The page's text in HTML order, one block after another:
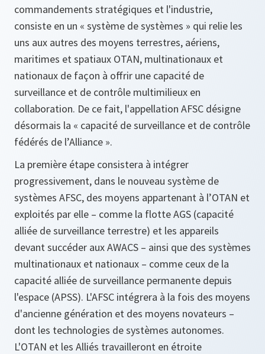
commandements stratégiques et l'industrie,
consiste en un « système de systèmes » qui relie les
uns aux autres des moyens terrestres, aériens,
maritimes et spatiaux OTAN, multinationaux et
nationaux de façon à offrir une capacité de
surveillance et de contrôle multimilieux en
collaboration. De ce fait, l'appellation AFSC désigne
désormais la « capacité de surveillance et de contrôle
fédérés de l’Alliance ».
La première étape consistera à intégrer
progressivement, dans le nouveau système de
systèmes AFSC, des moyens appartenant à l’OTAN et
exploités par elle – comme la flotte AGS (capacité
alliée de surveillance terrestre) et les appareils
devant succéder aux AWACS – ainsi que des systèmes
multinationaux et nationaux – comme ceux de la
capacité alliée de surveillance permanente depuis
l'espace (APSS). L'AFSC intégrera à la fois des moyens
d'ancienne génération et des moyens novateurs –
dont les technologies de systèmes autonomes.
L'OTAN et les Alliés travailleront en étroite